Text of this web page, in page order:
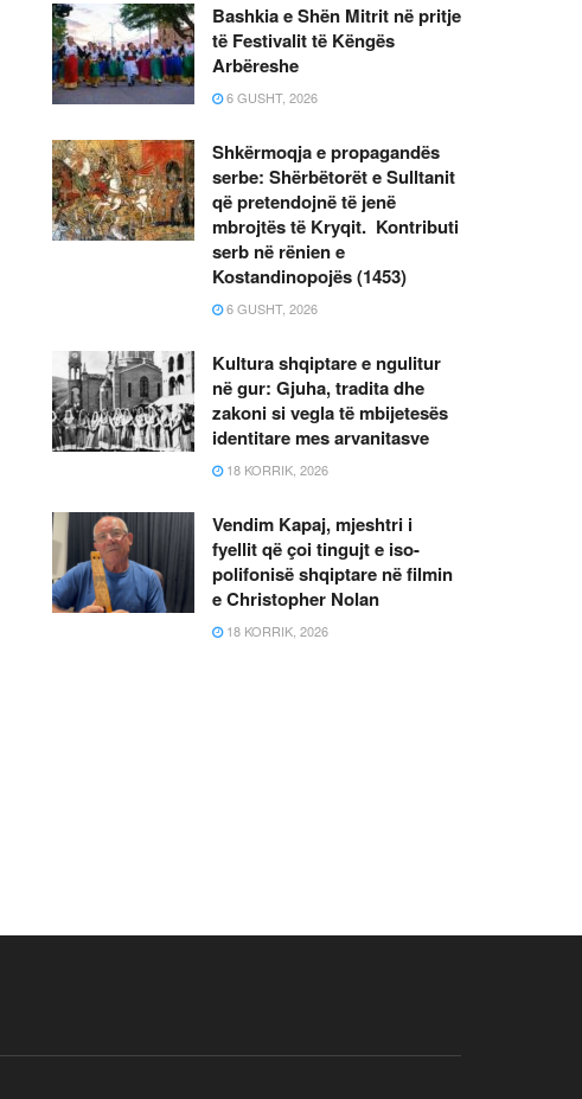
Bashkia e Shën Mitrit në pritje
të Festivalit të Këngës
Arbëreshe
6 GUSHT, 2026
Shkërmoqja e propagandës
serbe: Shërbëtorët e Sulltanit
që pretendojnë të jenë
mbrojtës të Kryqit. Kontributi
serb në rënien e
Kostandinopojës (1453)
6 GUSHT, 2026
Kultura shqiptare e ngulitur
në gur: Gjuha, tradita dhe
zakoni si vegla të mbijetesës
identitare mes arvanitasve
18 KORRIK, 2026
Vendim Kapaj, mjeshtri i
fyellit që çoi tingujt e iso-
polifonisë shqiptare në filmin
e Christopher Nolan
18 KORRIK, 2026